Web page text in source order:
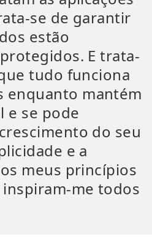
se de garantir
estão
E trata-
tudo funciona
enquanto mantém
e se pode
do seu
e a
meus princípios
me todos